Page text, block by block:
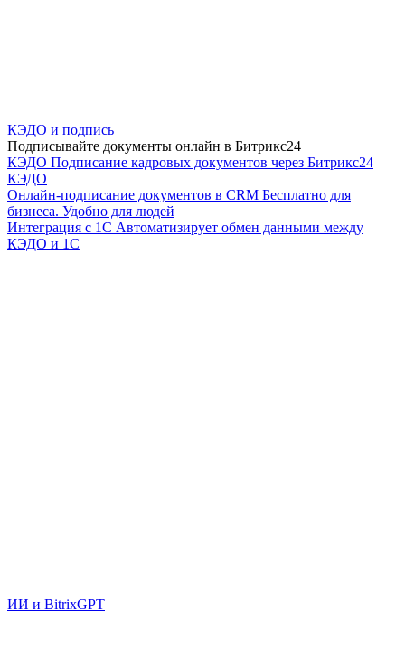
КЭДО и подпись
Подписывайте документы онлайн в Битрикс24
КЭДО Подписание кадровых документов через Битрикс24
КЭДО
Онлайн-подписание документов в CRM Бесплатно для
бизнеса. Удобно для людей
Интеграция с 1С Автоматизирует обмен данными между
КЭДО и 1С
ИИ и BitrixGPT